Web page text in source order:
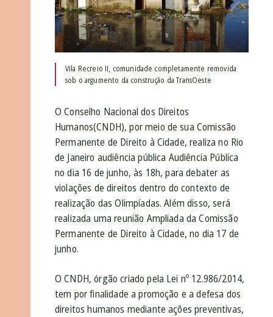
Vila Recreio II, comunidade completamente removida
sob o argumento da construção da TransOeste
O Conselho Nacional dos Direitos
Humanos(CNDH), por meio de sua Comissão
Permanente de Direito à Cidade, realiza no Rio
de Janeiro audiência pública Audiência Pública
no dia 16 de junho, às 18h, para debater as
violações de direitos dentro do contexto de
realização das Olimpíadas. Além disso, será
realizada uma reunião Ampliada da Comissão
Permanente de Direito à Cidade, no dia 17 de
junho.
O CNDH, órgão criado pela Lei nº 12.986/2014,
tem por finalidade a promoção e a defesa dos
direitos humanos mediante ações preventivas,